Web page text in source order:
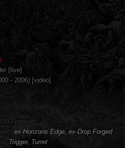
[live]
- 2006) [video]
present)
ex-Horizons Edge, ex-Drop Forged
Trigger, Turret